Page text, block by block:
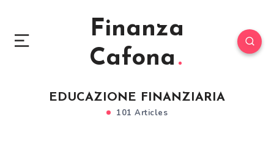
Finanza
Cafona
EDUCAZIONE FINANZIARIA
101 Articles